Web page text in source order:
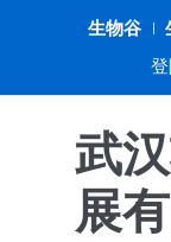
生物谷
武
展